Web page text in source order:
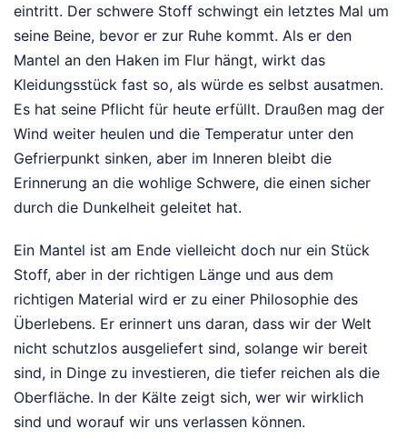
eintritt. Der schwere Stoff schwingt ein letztes Mal um
seine Beine, bevor er zur Ruhe kommt. Als er den
Mantel an den Haken im Flur hängt, wirkt das
Kleidungsstück fast so, als würde es selbst ausatmen.
Es hat seine Pflicht für heute erfüllt. Draußen mag der
Wind weiter heulen und die Temperatur unter den
Gefrierpunkt sinken, aber im Inneren bleibt die
Erinnerung an die wohlige Schwere, die einen sicher
durch die Dunkelheit geleitet hat.
Ein Mantel ist am Ende vielleicht doch nur ein Stück
Stoff, aber in der richtigen Länge und aus dem
richtigen Material wird er zu einer Philosophie des
Überlebens. Er erinnert uns daran, dass wir der Welt
nicht schutzlos ausgeliefert sind, solange wir bereit
sind, in Dinge zu investieren, die tiefer reichen als die
Oberfläche. In der Kälte zeigt sich, wer wir wirklich
sind und worauf wir uns verlassen können.